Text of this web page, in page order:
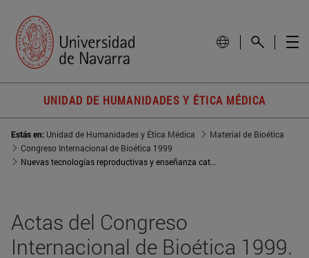
UNIDAD DE HUMANIDADES Y ÉTICA MÉDICA
Estás en: Unidad de Humanidades y Ética Médica
Material de Bioética
Congreso Internacional de Bioética 1999
Nuevas tecnologías reproductivas y enseñanza católica
Actas del Congreso
Internacional de Bioética 1999.